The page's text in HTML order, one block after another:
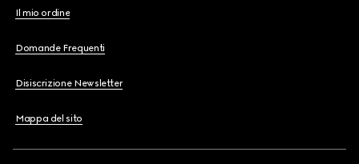
Il mio ordine
Domande Frequenti
Disiscrizione Newsletter
Mappa del sito